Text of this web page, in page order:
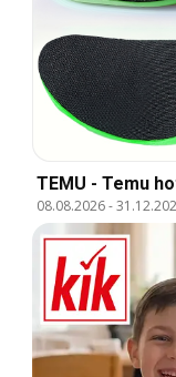
TEMU - Temu
08.08.2026-